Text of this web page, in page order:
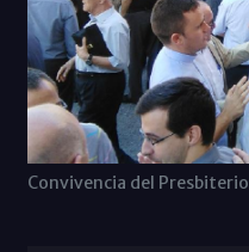
Convivencia del Presbiterio